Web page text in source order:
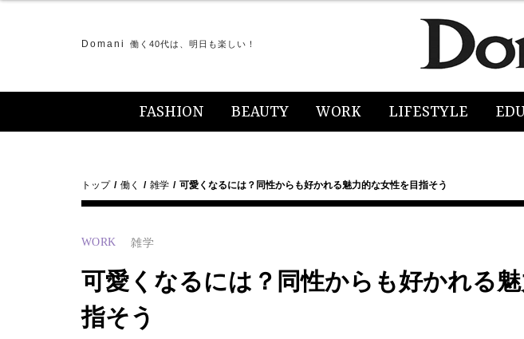
Domani 働く40代は、明日も楽しい！
FASHION BEAUTY WORK LIFESTYLE
トップ 働く 雑学 可愛くなるには？同性からも好かれる魅力的な女性を目指そう
WORK 雑学
可愛くなるには？同性からも好かれる魅
指そう